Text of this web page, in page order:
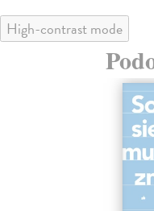
High-contrast mode